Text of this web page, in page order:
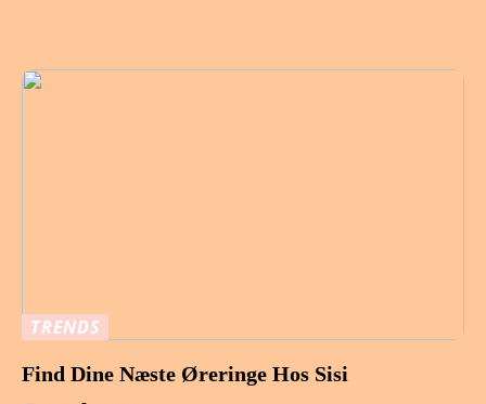
TRENDS
Find Dine Næste Øreringe Hos Sisi